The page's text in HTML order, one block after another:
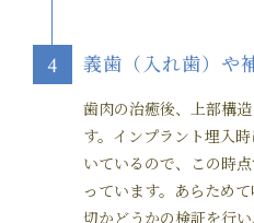
4 義歯（入れ歯）や
歯肉の治癒後、上部構
す。インプラント埋入
いているので、この時
っています。あらため
切かどうかの検証を行